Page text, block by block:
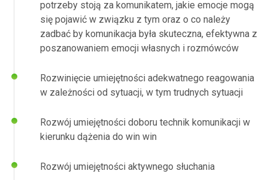
potrzeby stoją za komunikatem, jakie emocje mogą
się pojawić w związku z tym oraz o co należy
zadbać by komunikacja była skuteczna, efektywna z
poszanowaniem emocji własnych i rozmówców
Rozwinięcie umiejętności adekwatnego reagowania
w zależności od sytuacji, w tym trudnych sytuacji
Rozwój umiejętności doboru technik komunikacji w
kierunku dążenia do win win
Rozwój umiejętności aktywnego słuchania